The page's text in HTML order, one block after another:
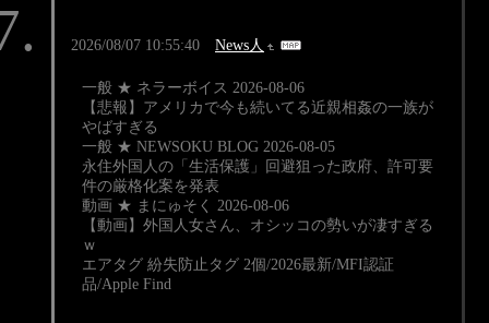
2026/08/07 10:55:40 News人
一般 ★ ネラーボイス 2026-08-06
【悲報】アメリカで今も続いてる近親相姦の一族が
やばすぎる
一般 ★ NEWSOKU BLOG 2026-08-05
永住外国人の「生活保護」回避狙った政府、許可要
件の厳格化案を発表
動画 ★ まにゅそく 2026-08-06
【動画】外国人女さん、オシッコの勢いが凄すぎる
ｗ
エアタグ 紛失防止タグ 2個/2026最新/MFI認証
品/Apple Find